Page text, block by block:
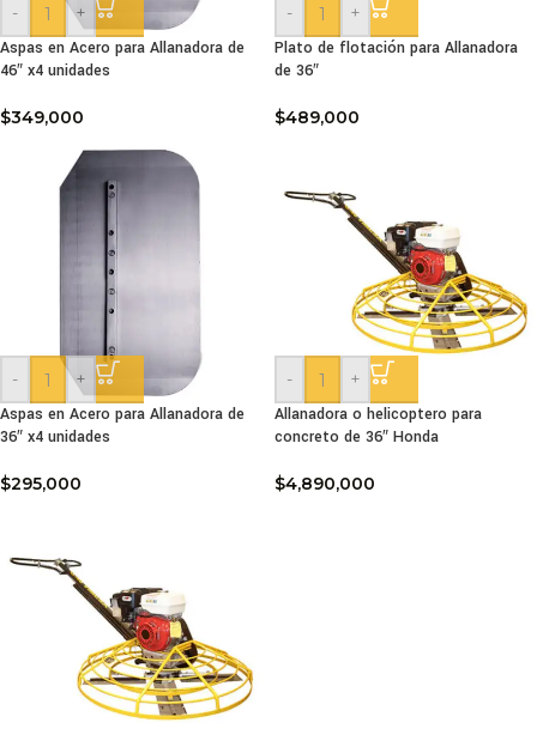
-
+
Aspas en Acero para Allanadora de
46″ x4 unidades
$349,000
-
+
Plato de flotación para Allanadora
de 36″
$489,000
-
+
Aspas en Acero para Allanadora de
36″ x4 unidades
$295,000
-
+
Allanadora o helicoptero para
concreto de 36″ Honda
$4,890,000